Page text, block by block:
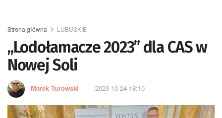
Strona główna LUBUSKIE
„Lodołamacze 2023” dla CAS w
Nowej Soli
Marek Turowski 2023-10-24 18:10